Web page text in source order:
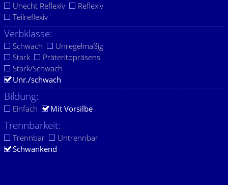
Unecht Reflexiv
Reflexiv
Teilreflexiv
Verbklasse:
Schwach
Unregelmäßig
Stark
Präteritopräsens
Stark/Schwach
Unr./schwach
Bildung:
Einfach Mit Vorsilbe
Trennbarkeit:
Trennbar
Untrennbar
Schwankend